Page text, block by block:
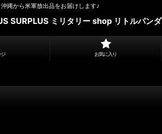
沖縄から米軍放出品をお届けします♪
SURPLUS ミリタリー shop リトルパンダ
ジ お気に入り